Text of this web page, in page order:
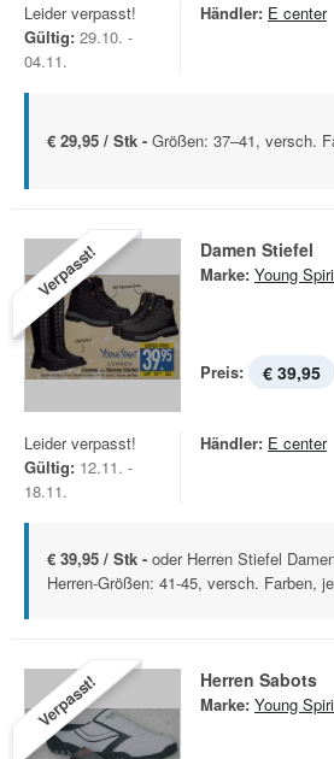
Leider verpasst!
Gültig: 29.10. -
04.11.
Händler: E center
€ 29,95 / Stk - Größen: 37–41, versch.
Verpasst! Damen Stiefel
Marke: Young
Preis: € 39,95
Leider verpasst!
Gültig: 12.11. -
18.11.
Händler: E center
€ 39,95 / Stk - oder Herren Stiefel
Herren-Größen: 41-45, versch. Farben,
Verpasst! Herren Sabots
Marke: Young